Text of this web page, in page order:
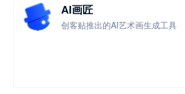
AI画匠
创客贴推出的AI艺术画生成工具